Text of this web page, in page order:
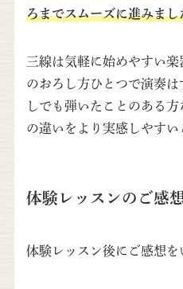
ろまでスムーズに進みまし
三線は気軽に始めやすい
のおろし方ひとつで演奏
しでも弾いたことのある
の違いをより実感しやすい
体験レッスンのご感
体験レッスン後にご感想を